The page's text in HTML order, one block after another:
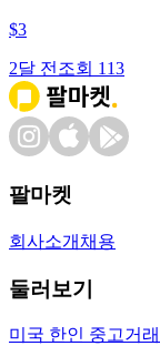
$3
2달 전 조회 113
팔마켓
회사소개 채용
둘러보기
미국 한인 중고거래